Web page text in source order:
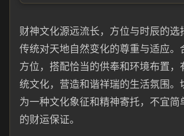
财神文化源远流长，方位与时辰的选
传统对天地自然变化的尊重与适应。
方位，搭配恰当的供奉和环境布置，
统文化，营造和谐祥瑞的生活氛围。
为一种文化象征和精神寄托，不宜简
的财运保证。